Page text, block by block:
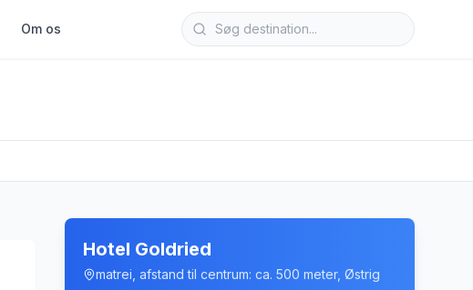
Om os
Hotel Goldried
matrei, afstand til centrum: ca. 500 meter, Østrig